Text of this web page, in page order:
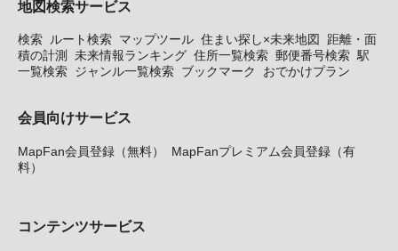
地図検索サービス
検索 ルート検索 マップツール 住まい探し×未来地図
距離・面
積の計測
未来情報ランキング 住所一覧検索 郵便番号検索 駅
一覧検索 ジャンル一覧検索 ブックマーク おでかけプラン
会員向けサービス
MapFan会員登録（無料）
MapFanプレミアム会員登録（有
料）
コンテンツサービス